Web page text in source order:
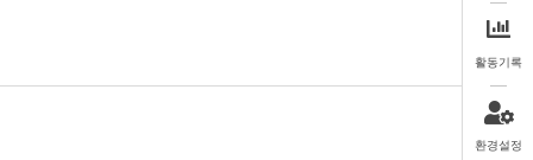
활동기록
환경설정